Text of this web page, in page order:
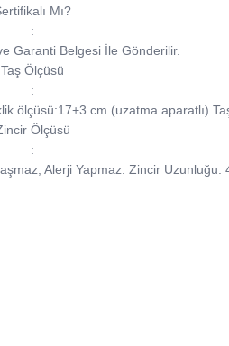
Mı?
:
Garanti Belgesi İle Gönderilir.
Taş Ölçüsü
:
ölçüsü:17+3 cm (uzatma aparatlı)
Ölçüsü
:
Alerji Yapmaz. Zincir Uzunluğu: